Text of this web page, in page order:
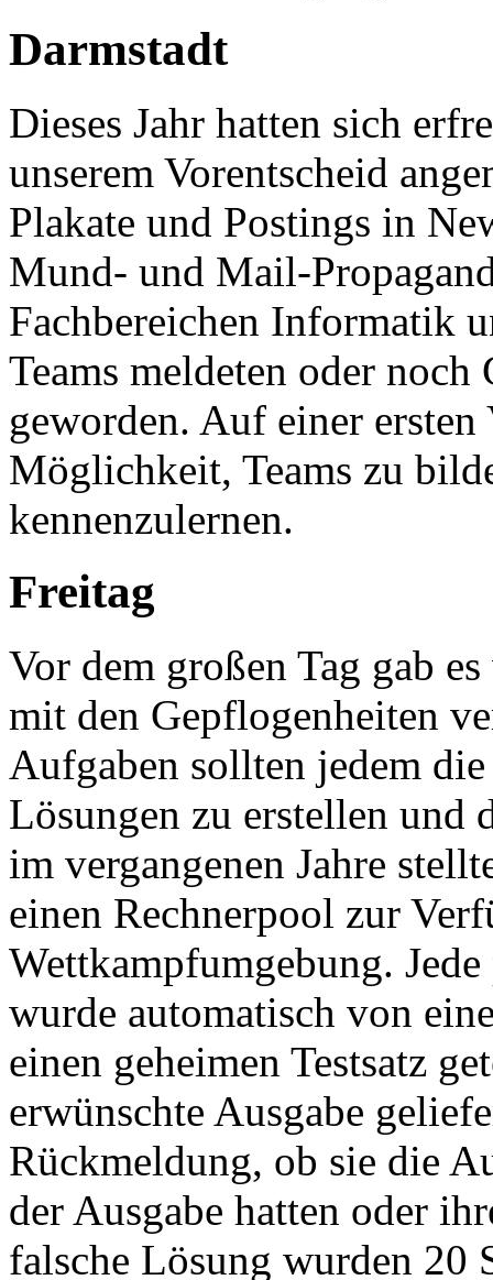
Darmstadt
Dieses Jahr hatten sich
unserem Vorentscheid
Plakate und Postings in
Mund- und Mail-
Fachbereichen Informatik
Teams meldeten oder
geworden. Auf einer ersten
Möglichkeit, Teams zu
kennenzulernen.
Freitag
Vor dem großen Tag gab
mit den Gepflogenheiten
Aufgaben sollten jedem
Lösungen zu erstellen und
im vergangenen Jahre
einen Rechnerpool zur
Wettkampfumgebung.
wurde automatisch von
einen geheimen Testsatz
erwünschte Ausgabe
Rückmeldung, ob sie die
der Ausgabe hatten oder
falsche Lösung wurden 20